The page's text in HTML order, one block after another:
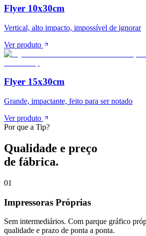
Flyer 10x30cm
Vertical, alto impacto, impossível de ignorar
Ver produto
Flyer 15x30cm
Grande, impactante, feito para ser notado
Ver produto
Por que a Tip?
Qualidade e preço
de fábrica.
01
Impressoras Próprias
Sem intermediários. Com parque gráfico
qualidade e prazo de ponta a ponta.